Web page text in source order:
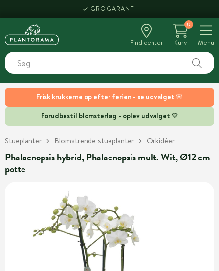
Frisk krukkerne op efter ferien - se udvalget 🌸
Forudbestil blomsterløg - oplev udvalget 💚
GROGARANTI
Find center
0
Kurv
Menu
Stueplanter Blomstrende stueplanter Orkidéer
Phalaenopsis hybrid, Phalaenopsis mult. Wit, Ø12 cm
potte